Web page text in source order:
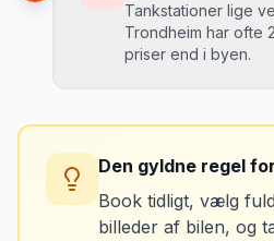
Løsning
brændstofmåleren.
Mikkels erfaring
Tankstationer lige
Trondheim har ofte
priser end i byen.
sidste tankning.
Den gyldne regel
Book tidligt, vælg
billeder af bilen, og